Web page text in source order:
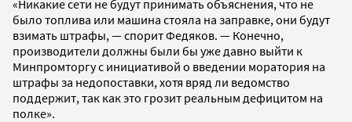
«Никакие сети не будут принимать объяснения, что не
было топлива или машина стояла на заправке, они будут
взимать штрафы, — спорит Федяков. — Конечно,
производители должны были бы уже давно выйти к
Минпромторгу с инициативой о введении моратория на
штрафы за недопоставки, хотя вряд ли ведомство
поддержит, так как это грозит реальным дефицитом на
полке».